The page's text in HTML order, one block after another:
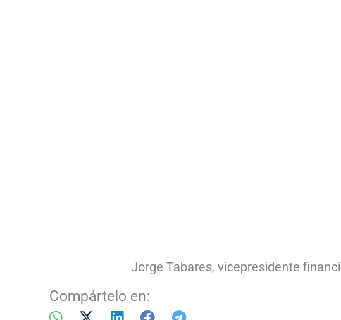
Jorge Tabares, vicepresidente
Compártelo en: